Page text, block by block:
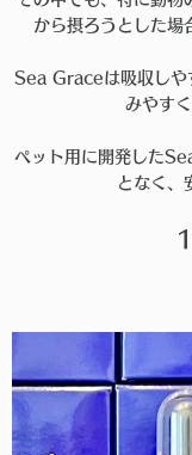
から摂ろうとした場
Sea Graceは吸収しや
みやす
ペット用に開発した
となく、